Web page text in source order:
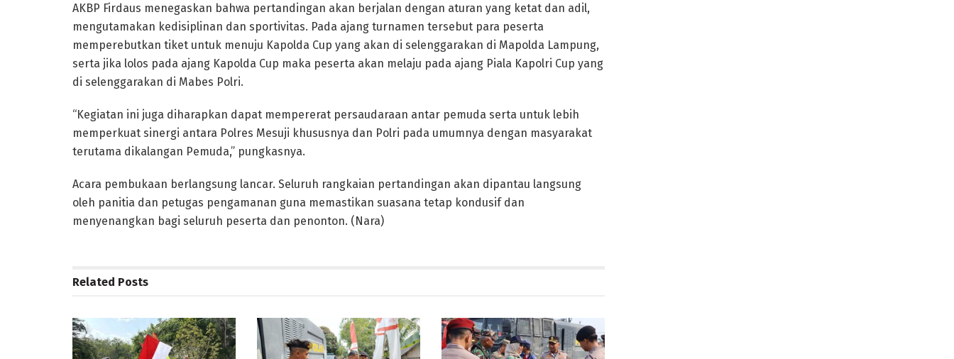
AKBP Firdaus menegaskan bahwa pertandingan akan berjalan dengan aturan yang ketat dan adil,
mengutamakan kedisiplinan dan sportivitas. Pada ajang turnamen tersebut para peserta
memperebutkan tiket untuk menuju Kapolda Cup yang akan di selenggarakan di Mapolda Lampung,
serta jika lolos pada ajang Kapolda Cup maka peserta akan melaju pada ajang Piala Kapolri Cup yang
di selenggarakan di Mabes Polri.
“Kegiatan ini juga diharapkan dapat mempererat persaudaraan antar pemuda serta untuk lebih
memperkuat sinergi antara Polres Mesuji khususnya dan Polri pada umumnya dengan masyarakat
terutama dikalangan Pemuda,” pungkasnya.
Acara pembukaan berlangsung lancar. Seluruh rangkaian pertandingan akan dipantau langsung
oleh panitia dan petugas pengamanan guna memastikan suasana tetap kondusif dan
menyenangkan bagi seluruh peserta dan penonton. (Nara)
Related Posts